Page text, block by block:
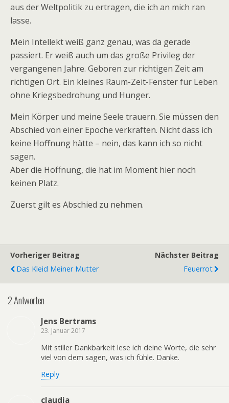
aus der Weltpolitik zu ertragen, die ich an mich ran
lasse.
Mein Intellekt weiß ganz genau, was da gerade
passiert. Er weiß auch um das große Privileg der
vergangenen Jahre. Geboren zur richtigen Zeit am
richtigen Ort. Ein kleines Raum-Zeit-Fenster für Leben
ohne Kriegsbedrohung und Hunger.
Mein Körper und meine Seele trauern. Sie müssen den
Abschied von einer Epoche verkraften. Nicht dass ich
keine Hoffnung hätte – nein, das kann ich so nicht
sagen.
Aber die Hoffnung, die hat im Moment hier noch
keinen Platz.
Zuerst gilt es Abschied zu nehmen.
Vorheriger Beitrag
Das Kleid Meiner Mutter
Nächster Beitrag
Feuerrot
2 Antworten
Jens Bertrams
23. Januar 2017
Mit stiller Dankbarkeit lese ich deine Worte, die sehr
viel von dem sagen, was ich fühle. Danke.
Reply
claudia